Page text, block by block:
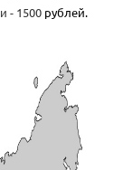
- 1500 рублей.